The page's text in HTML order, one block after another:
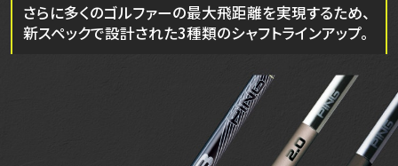
さらに多くのゴルファーの最大飛距離を実現するため、
新スペックで設計された3種類のシャフトラインアップ。